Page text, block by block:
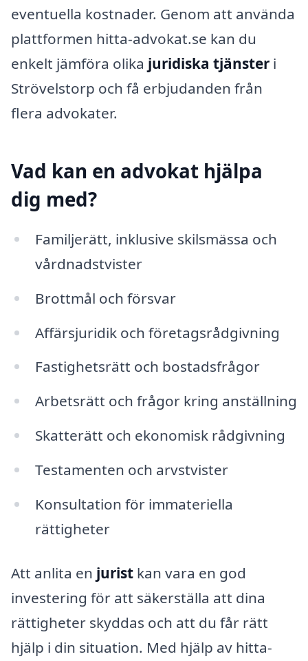
eventuella kostnader. Genom att använda
plattformen hitta-advokat.se kan du
enkelt jämföra olika juridiska tjänster i
Strövelstorp och få erbjudanden från
flera advokater.
Vad kan en advokat hjälpa
dig med?
Familjerätt, inklusive skilsmässa och
vårdnadstvister
Brottmål och försvar
Affärsjuridik och företagsrådgivning
Fastighetsrätt och bostadsfrågor
Arbetsrätt och frågor kring anställning
Skatterätt och ekonomisk rådgivning
Testamenten och arvstvister
Konsultation för immateriella
rättigheter
Att anlita en jurist kan vara en god
investering för att säkerställa att dina
rättigheter skyddas och att du får rätt
hjälp i din situation. Med hjälp av hitta-